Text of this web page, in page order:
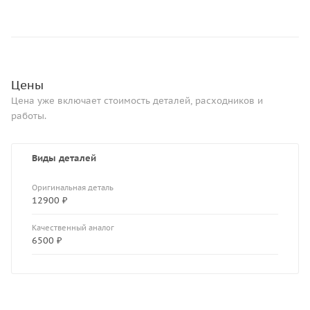
Цены
Цена уже включает стоимость деталей, расходников и
работы.
Виды деталей
Оригинальная деталь
12900 ₽
Качественный аналог
6500 ₽